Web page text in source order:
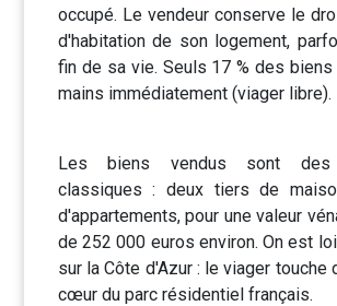
occupé. Le vendeur conserve le
d'habitation de son logement,
fin de sa vie. Seuls 17 % des biens
mains immédiatement (viager libre).
Les biens vendus sont des
classiques : deux tiers de
d'appartements, pour une valeur
de 252 000 euros environ. On est
sur la Côte d'Azur : le viager touche
cœur du parc résidentiel français.